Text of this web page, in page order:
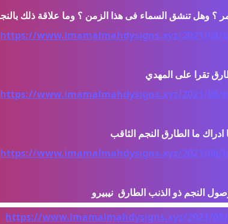
https://www.imamalmahdysigns.xyz/2021/08/
https://www.imamalmahdysigns.xyz/2021/06/
https://www.imamalmahdysigns.xyz/2021/06/
النجم ذو الذنب الطارق  نيبيرو
https://www.imamalmahdysigns.xyz/2021/05/